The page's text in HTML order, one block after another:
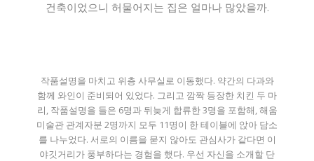
건축이었으니 허물어지는 집은 얼마나 많았을까.
작품설명을 마치고 위층 사무실로 이동했다. 약간의 다과와
함께 와인이 준비되어 있었다. 그리고 깜짝 등장한 치킨 두 마
리, 작품설명을 들은 6명과 뒤늦게 합류한 3명을 포함해, 해움
미술관 관계자분 2명까지 모두 11명이 한 테이블에 앉아 담소
를 나누었다. 서로의 이름을 묻지 않아도 관심사가 같다면 이
야깃거리가 풍부하다는 경험을 했다. 우선 자신을 소개할 단